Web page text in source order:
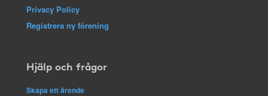
Privacy Policy
Registrera ny förening
Hjälp och frågor
Skapa ett ärende